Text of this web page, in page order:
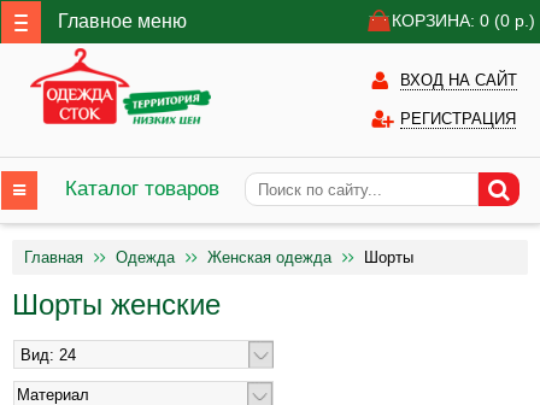
Главное меню КОРЗИНА: 0 (0 р.)
ВХОД НА САЙТ
РЕГИСТРАЦИЯ
Каталог товаров
Главная Одежда Женская одежда Шорты
Шорты женские
Материал